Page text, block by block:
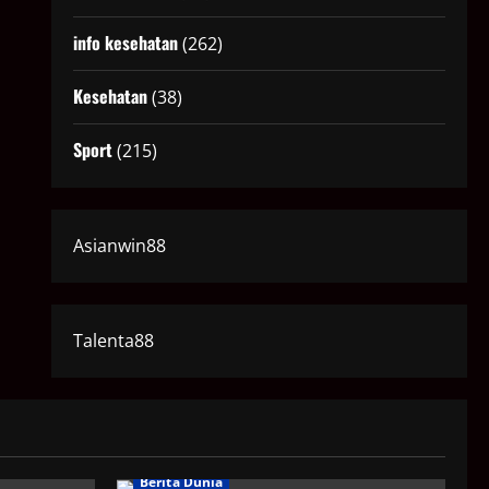
info kesehatan(262)
Kesehatan(38)
Sport(215)
Asianwin88
Talenta88
Berita Dunia